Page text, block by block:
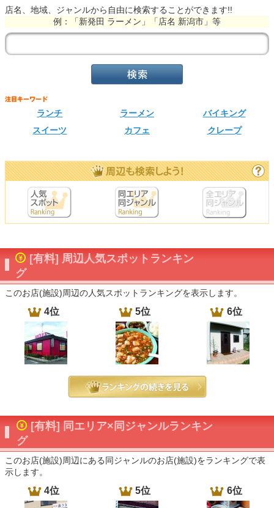
店名、地域、ジャンルから自由に検索することができます!!
例：「新発田 ラーメン」「店名 新潟市」等
ランチ ラーメン
バイキング
スイーツ
カフェ クレープ
[有料] 周辺人気スポットランキン
グ
このお店(施設)周辺の人気スポットランキングを表示します。
4位 5位 6位
[有料] 同エリア×同ジャンルランキン
グ
このお店(施設)周辺にある同ジャンルのお店(施設)をランキングで表
示します。
4位 5位 6位